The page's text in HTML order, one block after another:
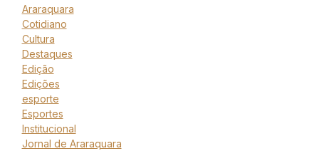
Araraquara
Cotidiano
Cultura
Destaques
Edição
Edições
esporte
Esportes
Institucional
Jornal de Araraquara